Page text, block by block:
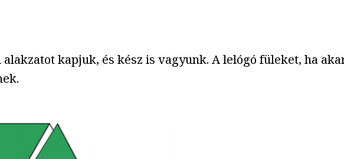
kapjuk, és kész is vagyunk. A lelógó füleket, ha